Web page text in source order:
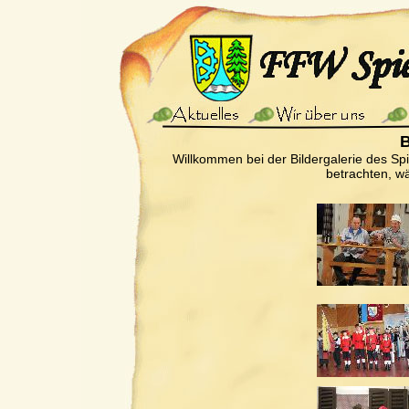
Willkommen bei der Bildergalerie des
betrachten,